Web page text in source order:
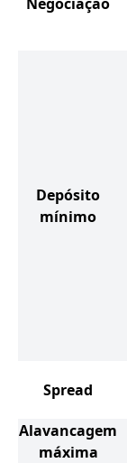
Depósito
mínimo
Spread
Alavancagem
máxima